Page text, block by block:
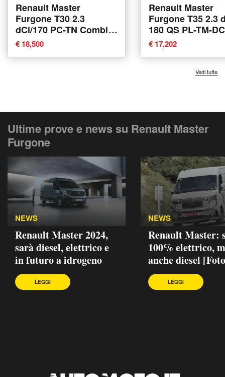
Renault Master
Furgone T30 2.3
dCi/170 PC-TN Combi
Twin Turbo S&S del
2019 usata a Surano
€ 18,500
Renault Master
Furgone T35 2.3
180 QS PL-TM-DC
Furgone Energy
Plus del 2020
Erba
€ 17,202
Vedi tutte
Ultime prove e news su Renault Master
Furgone
NEWS
Renault Master 2024,
sarà diesel, elettrico e
in futuro a idrogeno
LEGGI
NEWS
Renault Master:
100% elettrico,
anche diesel
LEGGI